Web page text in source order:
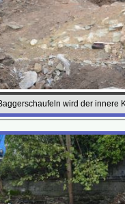
wird der innere